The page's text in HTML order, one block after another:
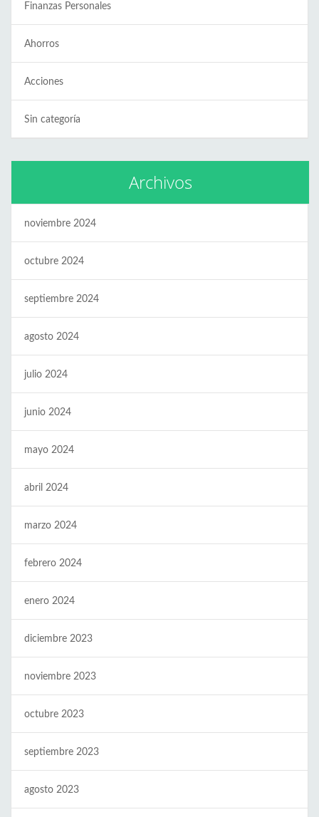
Finanzas Personales
Ahorros
Acciones
Sin categoría
Archivos
noviembre 2024
octubre 2024
septiembre 2024
agosto 2024
julio 2024
junio 2024
mayo 2024
abril 2024
marzo 2024
febrero 2024
enero 2024
diciembre 2023
noviembre 2023
octubre 2023
septiembre 2023
agosto 2023